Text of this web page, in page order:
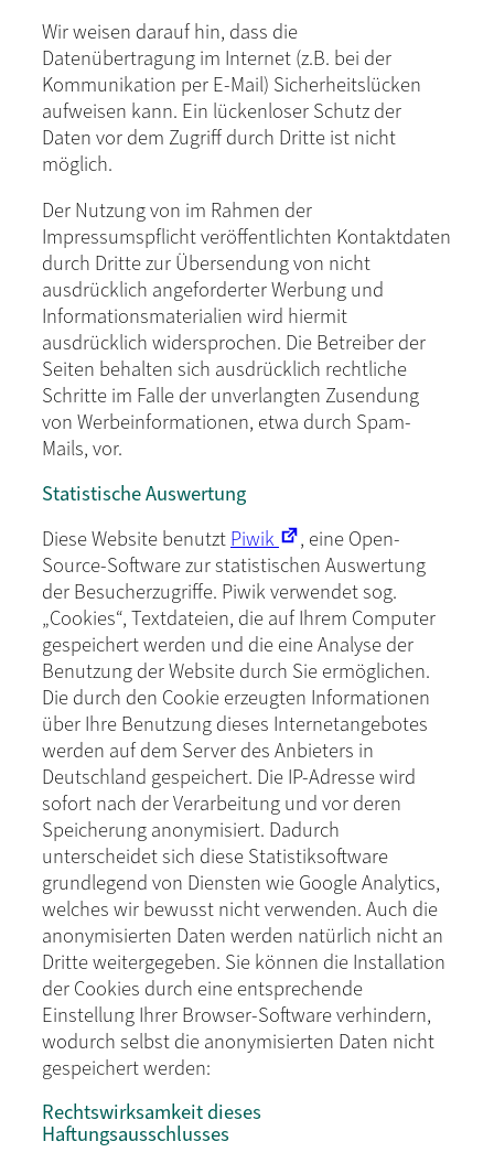
Wir weisen darauf hin, dass die
Datenübertragung im Internet (z.B. bei der
Kommunikation per E-Mail) Sicherheitslücken
aufweisen kann. Ein lückenloser Schutz der
Daten vor dem Zugriff durch Dritte ist nicht
möglich.
Der Nutzung von im Rahmen der
Impressumspflicht veröffentlichten Kontaktdaten
durch Dritte zur Übersendung von nicht
ausdrücklich angeforderter Werbung und
Informationsmaterialien wird hiermit
ausdrücklich widersprochen. Die Betreiber der
Seiten behalten sich ausdrücklich rechtliche
Schritte im Falle der unverlangten Zusendung
von Werbeinformationen, etwa durch Spam-
Mails, vor.
Statistische Auswertung
Diese Website benutzt Piwik
, eine Open-
Source-Software zur statistischen Auswertung
der Besucherzugriffe. Piwik verwendet sog.
„Cookies“, Textdateien, die auf Ihrem Computer
gespeichert werden und die eine Analyse der
Benutzung der Website durch Sie ermöglichen.
Die durch den Cookie erzeugten Informationen
über Ihre Benutzung dieses Internetangebotes
werden auf dem Server des Anbieters in
Deutschland gespeichert. Die IP-Adresse wird
sofort nach der Verarbeitung und vor deren
Speicherung anonymisiert. Dadurch
unterscheidet sich diese Statistiksoftware
grundlegend von Diensten wie Google Analytics,
welches wir bewusst nicht verwenden. Auch die
anonymisierten Daten werden natürlich nicht an
Dritte weitergegeben. Sie können die Installation
der Cookies durch eine entsprechende
Einstellung Ihrer Browser-Software verhindern,
wodurch selbst die anonymisierten Daten nicht
gespeichert werden:
Rechtswirksamkeit dieses
Haftungsausschlusses